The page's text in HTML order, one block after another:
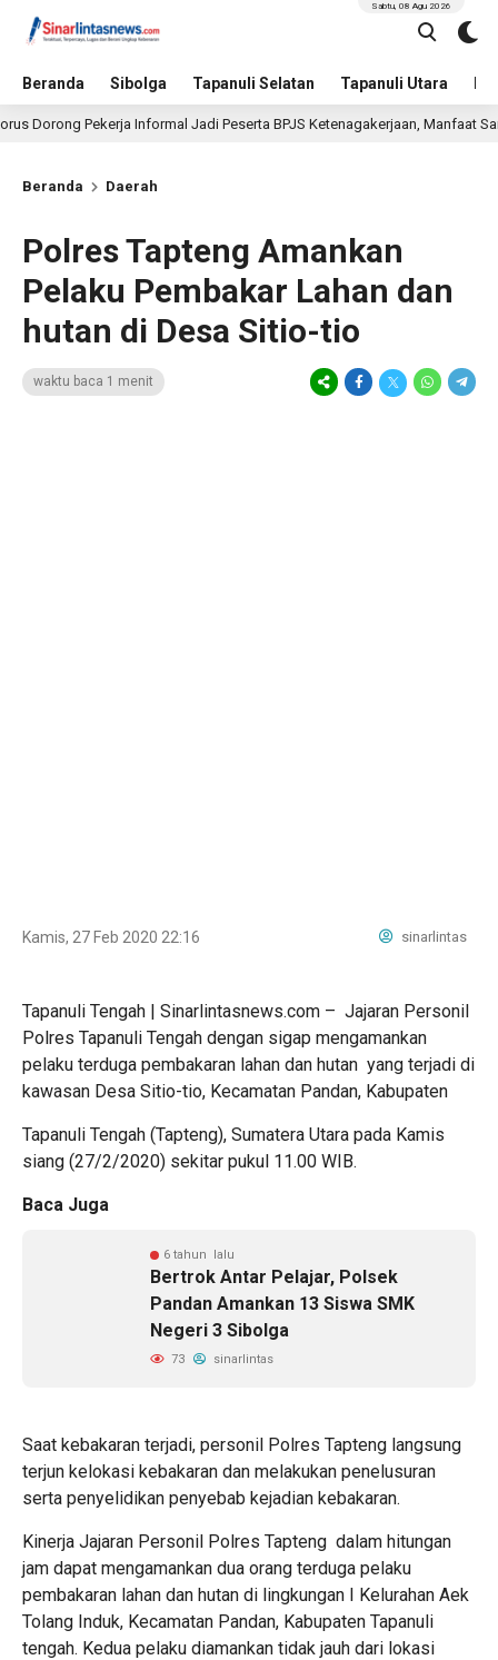
Beranda Sibolga Tapanuli Selatan Tapanuli Utara
Sabtu, 08 Agu 2026
Pekerja Informal Jadi Peserta BPJS Ketenagakerjaan, Manfaat Santunan
Beranda Daerah
Polres Tapteng Amankan
Pelaku Pembakar Lahan dan
hutan di Desa Sitio-tio
waktu baca 1 menit
Kamis, 27 Feb 2020 22:16 sinarlintas
Tapanuli Tengah | Sinarlintasnews.com – Jajaran Personil
Polres Tapanuli Tengah dengan sigap mengamankan
pelaku terduga pembakaran lahan dan hutan yang terjadi di
kawasan Desa Sitio-tio, Kecamatan Pandan, Kabupaten
Tapanuli Tengah (Tapteng), Sumatera Utara pada Kamis
siang (27/2/2020) sekitar pukul 11.00 WIB.
Baca Juga
6 tahun lalu
Bertrok Antar Pelajar, Polsek
Pandan Amankan 13 Siswa SMK
Negeri 3 Sibolga
73 sinarlintas
Saat kebakaran terjadi, personil Polres Tapteng langsung
terjun kelokasi kebakaran dan melakukan penelusuran
serta penyelidikan penyebab kejadian kebakaran.
Kinerja Jajaran Personil Polres Tapteng dalam hitungan
jam dapat mengamankan dua orang terduga pelaku
pembakaran lahan dan hutan di lingkungan I Kelurahan Aek
Tolang Induk, Kecamatan Pandan, Kabupaten Tapanuli
tengah. Kedua pelaku diamankan tidak jauh dari lokasi